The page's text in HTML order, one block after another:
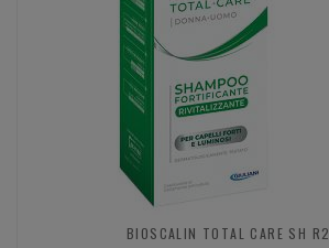
BIOSCALIN TOTAL CARE SH